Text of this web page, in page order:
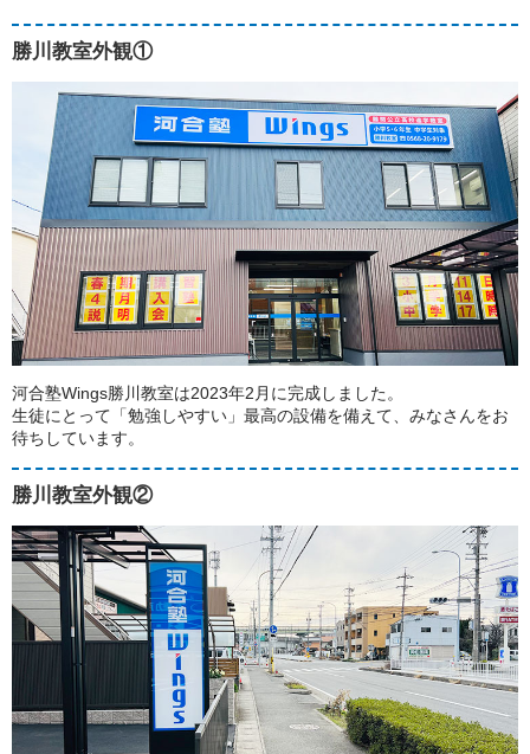
勝川教室外観①
河合塾Wings勝川教室は2023年2月に完成しました。
生徒にとって「勉強しやすい」最高の設備を備えて、みなさんをお
待ちしています。
勝川教室外観②